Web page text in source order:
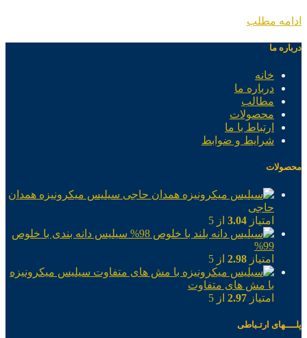
ادامه مطلب
درباره ما
خانه
درباره ما
مطالب
محصولات
ارتباط با ما
شرایط و ضوابط
محصولات
سیلیس میکرونیزه همدان
حاجی
امتیاز 3.04 از 5
سیلیس دانه بندی با خلوص
99%
امتیاز 2.98 از 5
سیلیس میکرونیزه
با مش های متفاوت
امتیاز 2.97 از 5
پلــــهای ارتـباطی